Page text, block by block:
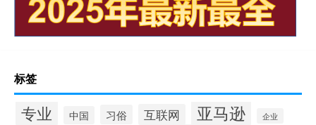
标签
专业 中国 习俗 互联网 亚马逊 企业